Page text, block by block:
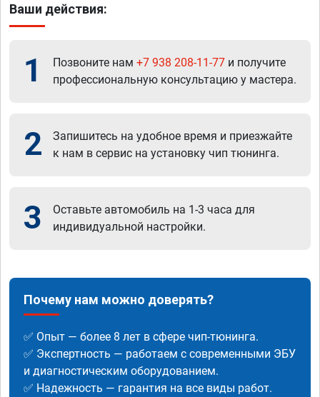
Ваши действия:
1 Позвоните нам +7 938 208-11-77 и получите
профессиональную консультацию у мастера.
2
Запишитесь на удобное время и приезжайте
к нам в сервис на установку чип тюнинга.
3
Оставьте автомобиль на 1-3 часа для
индивидуальной настройки.
Почему нам можно доверять?
✅ Опыт — более 8 лет в сфере чип-тюнинга.
✅ Экспертность — работаем с современными ЭБУ
и диагностическим оборудованием.
✅ Надежность — гарантия на все виды работ.